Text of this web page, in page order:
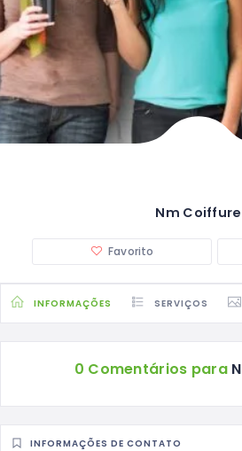
Nm Coiffure
Favorito
INFORMAÇÕES SERVIÇOS
0 Comentários para
INFORMAÇÕES DE CONTATO